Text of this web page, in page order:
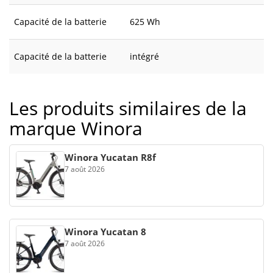
Capacité de la batterie 625 Wh
Capacité de la batterie intégré
Les produits similaires de la
marque Winora
Winora Yucatan R8f
7 août 2026
Winora Yucatan 8
7 août 2026